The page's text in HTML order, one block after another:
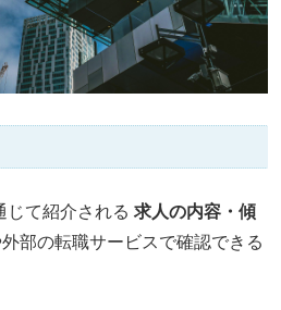
じて紹介される 求人の内容・傾
部の転職サービスで確認できる